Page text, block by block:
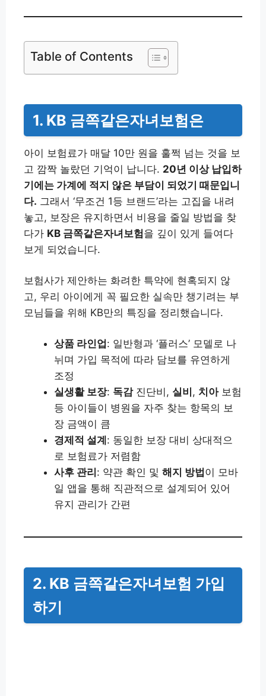
Table of Contents
1. KB 금쪽같은자녀보험은
아이 보험료가 매달 10만 원을 훌쩍 넘는 것을 보
고 깜짝 놀랐던 기억이 납니다. 20년 이상 납입하
기에는 가계에 적지 않은 부담이 되었기 때문입니
다. 그래서 ‘무조건 1등 브랜드’라는 고집을 내려
놓고, 보장은 유지하면서 비용을 줄일 방법을 찾
다가 KB 금쪽같은자녀보험을 깊이 있게 들여다
보게 되었습니다.
보험사가 제안하는 화려한 특약에 현혹되지 않
고, 우리 아이에게 꼭 필요한 실속만 챙기려는 부
모님들을 위해 KB만의 특징을 정리했습니다.
상품 라인업 : 일반형과 ‘플러스’ 모델로 나
뉘며 가입 목적에 따라 담보를 유연하게
조정
실생활 보장: 독감진단비, 실비 , 치아보험
등 아이들이 병원을 자주 찾는 항목의 보
장 금액이 큼
경제적 설계 : 동일한 보장 대비 상대적으
로 보험료가 저렴함
사후 관리 : 약관 확인 및 해지 방법 이 모바
일 앱을 통해 직관적으로 설계되어 있어
유지 관리가 간편
2. KB 금쪽같은자녀보험 가입
하기